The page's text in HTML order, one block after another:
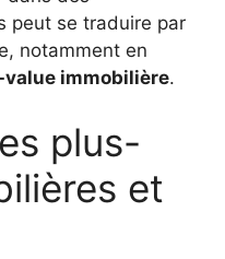
peut se traduire par
notamment en
immobilière.
plus-
et